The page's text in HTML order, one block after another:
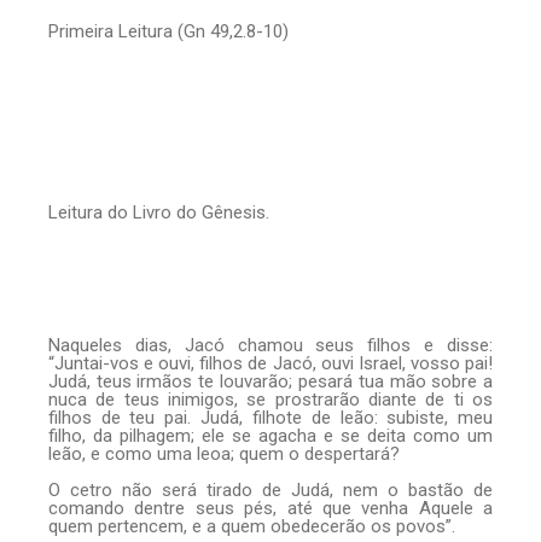
Primeira Leitura (Gn 49,2.8-10)
Leitura do Livro do Gênesis.
Naqueles dias, Jacó chamou seus filhos e disse:
“Juntai-vos e ouvi, filhos de Jacó, ouvi Israel, vosso pai!
Judá, teus irmãos te louvarão; pesará tua mão sobre a
nuca de teus inimigos, se prostrarão diante de ti os
filhos de teu pai. Judá, filhote de leão: subiste, meu
filho, da pilhagem; ele se agacha e se deita como um
leão, e como uma leoa; quem o despertará?
O cetro não será tirado de Judá, nem o bastão de
comando dentre seus pés, até que venha Aquele a
quem pertencem, e a quem obedecerão os povos”.